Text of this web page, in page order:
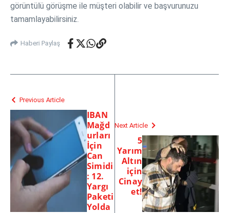
görüntülü görüşme ile müşteri olabilir ve başvurunuzu
tamamlayabilirsiniz.
Haberi Paylaş
Previous Article
IBAN
Mağd
urları
İçin
Can
Simidi
: 12.
Yargı
Paketi
Yolda
Next Article
5
Yarım
Altın
için
Cinay
et!